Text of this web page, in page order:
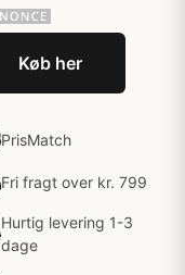
Køb her
PrisMatch
Fri fragt over kr. 799
Hurtig levering 1-3
dage